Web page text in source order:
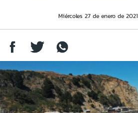
Miércoles 27 de enero de 2021